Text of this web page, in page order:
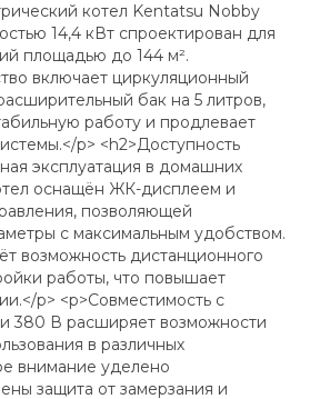
котел Kentatsu Nobby
14,4 кВт спроектирован для
площадью до 144 м².
включает циркуляционный
бак на 5 литров,
работу и продлевает
p> <h2>Доступность
эксплуатация в домашних
оснащён ЖК-дисплеем и
позволяющей
с максимальным удобством.
возможность дистанционного
работы, что повышает
p> <p>Совместимость с
380 В расширяет возможности
в различных
внимание уделено
защита от замерзания и